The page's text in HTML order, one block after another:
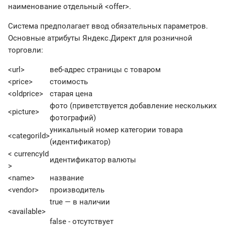
наименование отдельный <offer>.
Система предполагает ввод обязательных параметров.
Основные атрибуты Яндекс.Директ для розничной
торговли:
<url>
веб-адрес страницы с товаром
<price>
стоимость
<oldprice>
старая цена
<picture>
фото (приветствуется добавление нескольких
фотографий)
<categorild>
уникальный номер категории товара
(идентификатор)
< currencyId
>
идентификатор валюты
<name>
название
<vendor>
производитель
<available>
true — в наличии
false - отсутствует